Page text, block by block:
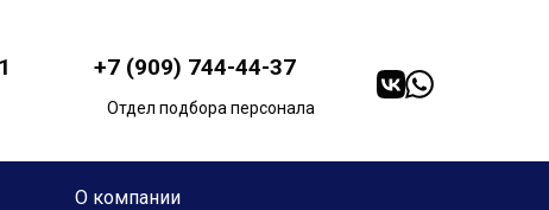
+7 (909) 744-44-37
Отдел подбора персонала
О компании